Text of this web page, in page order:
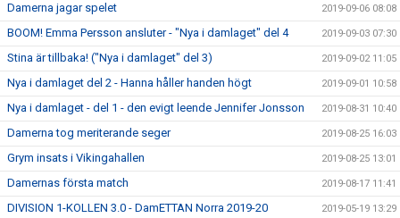
Damerna jagar spelet 2019-09-06 08:08
BOOM! Emma Persson ansluter - "Nya i damlaget" del 4 2019-09-03 07:30
Stina är tillbaka! ("Nya i damlaget" del 3) 2019-09-02 11:05
Nya i damlaget del 2 - Hanna håller handen högt 2019-09-01 10:58
Nya i damlaget - del 1 - den evigt leende Jennifer Jonsson 2019-08-31 10:40
Damerna tog meriterande seger 2019-08-25 16:03
Grym insats i Vikingahallen 2019-08-25 13:01
Damernas första match 2019-08-17 11:41
DIVISION 1-KOLLEN 3.0 - DamETTAN Norra 2019-20 2019-05-19 13:29